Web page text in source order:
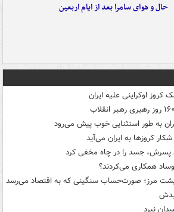
حال و هوای سامرا بعد از ایام اربعین
کروز اوکراینی علیه ایران
به طور استثنایی خوب پیش می‌رود
کروزها به ایران می‌آید
جسد را در چاه مخفی کرد
همکاری می‌کردند؟
مرز؛ صورت‌حساب سنگینی که به اقتصاد می‌رسد
نبرد